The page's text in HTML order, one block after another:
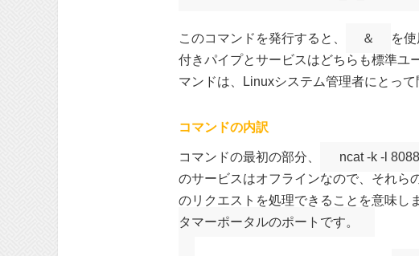
このコマンドを発行すると、 ＆
を
付きパイプとサービスはどちらも標準ユ
マンドは、Linuxシステム管理者にとっ
コマンドの内訳
コマンドの最初の部分、 ncat -k -l 8088
のサービスはオフラインなので、それら
のリクエストを処理できることを意味し
タマーポータルのポートです。